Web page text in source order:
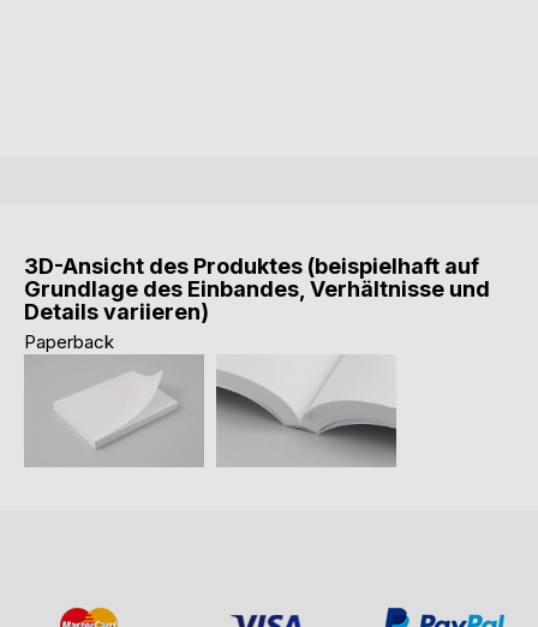
3D-Ansicht des Produktes (beispielhaft auf
Grundlage des Einbandes, Verhältnisse und
Details variieren)
Paperback